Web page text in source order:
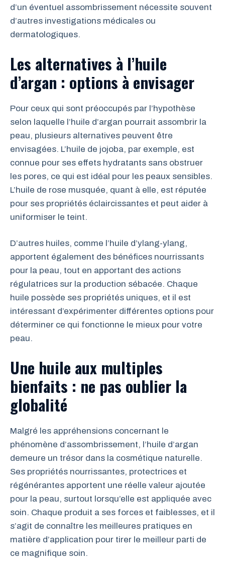
d’un éventuel assombrissement nécessite souvent
d’autres investigations médicales ou
dermatologiques.
Les alternatives à l’huile
d’argan : options à envisager
Pour ceux qui sont préoccupés par l’hypothèse
selon laquelle l’huile d’argan pourrait assombrir la
peau, plusieurs alternatives peuvent être
envisagées. L’huile de jojoba, par exemple, est
connue pour ses effets hydratants sans obstruer
les pores, ce qui est idéal pour les peaux sensibles.
L’huile de rose musquée, quant à elle, est réputée
pour ses propriétés éclaircissantes et peut aider à
uniformiser le teint.
D’autres huiles, comme l’huile d’ylang-ylang,
apportent également des bénéfices nourrissants
pour la peau, tout en apportant des actions
régulatrices sur la production sébacée. Chaque
huile possède ses propriétés uniques, et il est
intéressant d’expérimenter différentes options pour
déterminer ce qui fonctionne le mieux pour votre
peau.
Une huile aux multiples
bienfaits : ne pas oublier la
globalité
Malgré les appréhensions concernant le
phénomène d’assombrissement, l’huile d’argan
demeure un trésor dans la cosmétique naturelle.
Ses propriétés nourrissantes, protectrices et
régénérantes apportent une réelle valeur ajoutée
pour la peau, surtout lorsqu’elle est appliquée avec
soin. Chaque produit a ses forces et faiblesses, et il
s’agit de connaître les meilleures pratiques en
matière d’application pour tirer le meilleur parti de
ce magnifique soin.